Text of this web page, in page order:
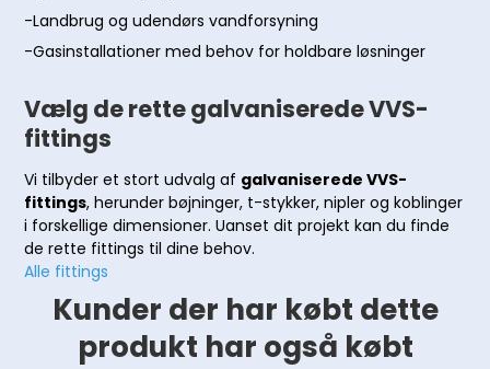
-Landbrug og udendørs vandforsyning
-Gasinstallationer med behov for holdbare løsninger
Vælg de rette galvaniserede VVS-
fittings
Vi tilbyder et stort udvalg af galvaniserede VVS-
fittings, herunder bøjninger, t-stykker, nipler og koblinger
i forskellige dimensioner. Uanset dit projekt kan du finde
de rette fittings til dine behov.
Alle fittings
Kunder der har købt dette
produkt har også købt